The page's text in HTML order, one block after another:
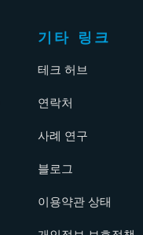
기타 링크
테크 허브
연락처
사례 연구
블로그
이용약관 상태